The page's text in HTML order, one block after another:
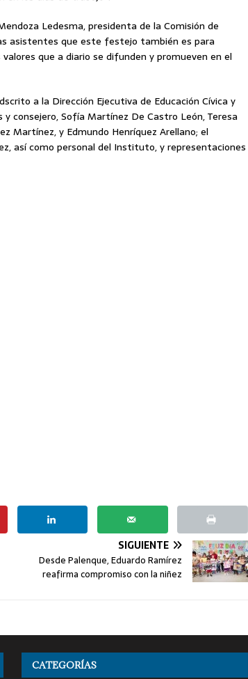
Ledesma, presidenta de la Comisión de
asistentes que este festejo también es para
que a diario se difunden y promueven en el
a la Dirección Ejecutiva de Educación Cívica y
consejero, Sofía Martínez De Castro León, Teresa
Martínez, y Edmundo Henríquez Arellano; el
así como personal del Instituto, y representaciones
SIGUIENTE
Desde Palenque, Eduardo Ramírez
reafirma compromiso con la niñez
CATEGORÍAS